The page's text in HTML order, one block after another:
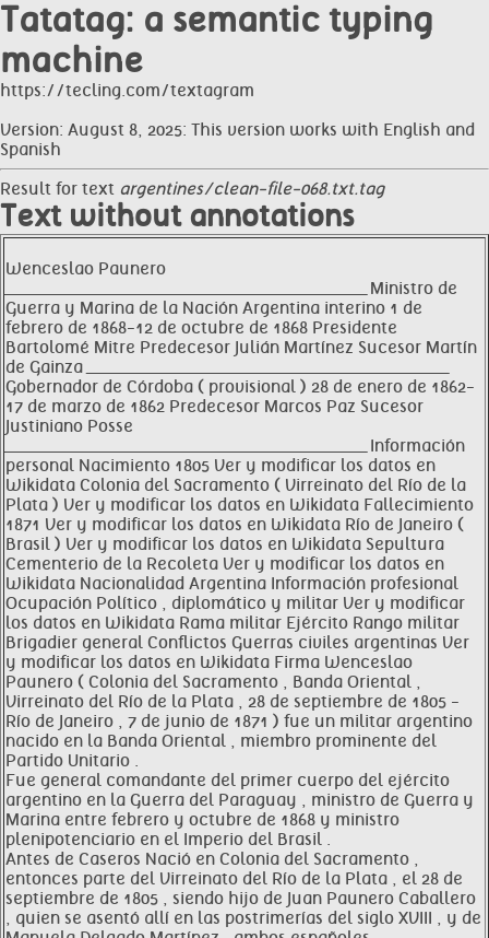
Tatatag: a semantic typing
machine
https://tecling.com/textagram
Version: August 8, 2025: This version works with English and
Spanish
Result for text argentines/clean-file-068.txt.tag
Text without annotations
Wenceslao Paunero
__________________________________________________________________ Ministro de
Guerra y Marina de la Nación Argentina interino 1 de
febrero de 1868-12 de octubre de 1868 Presidente
Bartolomé Mitre Predecesor Julián Martínez Sucesor Martín
de Gainza __________________________________________________________________
Gobernador de Córdoba ( provisional ) 28 de enero de 1862-
17 de marzo de 1862 Predecesor Marcos Paz Sucesor
Justiniano Posse
__________________________________________________________________ Información
personal Nacimiento 1805 Ver y modificar los datos en
Wikidata Colonia del Sacramento ( Virreinato del Río de la
Plata ) Ver y modificar los datos en Wikidata Fallecimiento
1871 Ver y modificar los datos en Wikidata Río de Janeiro (
Brasil ) Ver y modificar los datos en Wikidata Sepultura
Cementerio de la Recoleta Ver y modificar los datos en
Wikidata Nacionalidad Argentina Información profesional
Ocupación Político , diplomático y militar Ver y modificar
los datos en Wikidata Rama militar Ejército Rango militar
Brigadier general Conflictos Guerras civiles argentinas Ver
y modificar los datos en Wikidata Firma Wenceslao
Paunero ( Colonia del Sacramento , Banda Oriental ,
Virreinato del Río de la Plata , 28 de septiembre de 1805 -
Río de Janeiro , 7 de junio de 1871 ) fue un militar argentino
nacido en la Banda Oriental , miembro prominente del
Partido Unitario .
Fue general comandante del primer cuerpo del ejército
argentino en la Guerra del Paraguay , ministro de Guerra y
Marina entre febrero y octubre de 1868 y ministro
plenipotenciario en el Imperio del Brasil .
Antes de Caseros Nació en Colonia del Sacramento ,
entonces parte del Virreinato del Río de la Plata , el 28 de
septiembre de 1805 , siendo hijo de Juan Paunero Caballero
, quien se asentó allí en las postrimerías del siglo XVIII , y de